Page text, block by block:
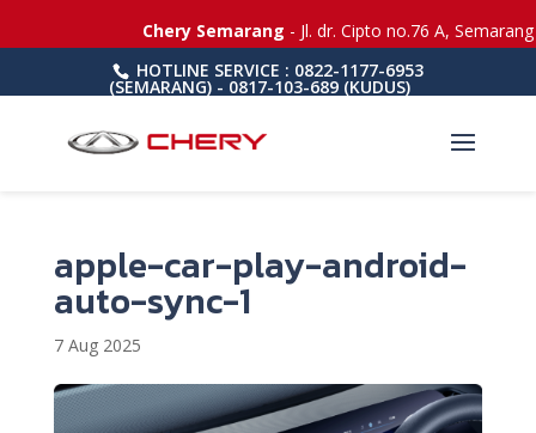
HOTLINE SERVICE : 0822-1177-6953
(SEMARANG) - 0817-103-689 (KUDUS)
apple-car-play-android-
auto-sync-1
7 Aug 2025
Chery Semarang- Jl. dr. Cipto no.76 A, Semarang